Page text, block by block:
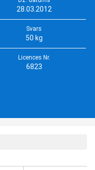
28.03.2012
Svars
50 kg
Licences Nr.
6823